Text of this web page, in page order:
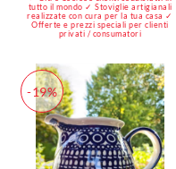
tutto il mondo ✓ Stoviglie artigianali
realizzate con cura per la tua casa ✓
Offerte e prezzi speciali per clienti
privati / consumatori
-19%